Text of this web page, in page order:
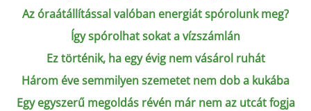
Az óraátállítással valóban energiát spórolunk meg?
Így spórolhat sokat a vízszámlán
Ez történik, ha egy évig nem vásárol ruhát
Három éve semmilyen szemetet nem dob a kukába
Egy egyszerű megoldás révén már nem az utcát fogja